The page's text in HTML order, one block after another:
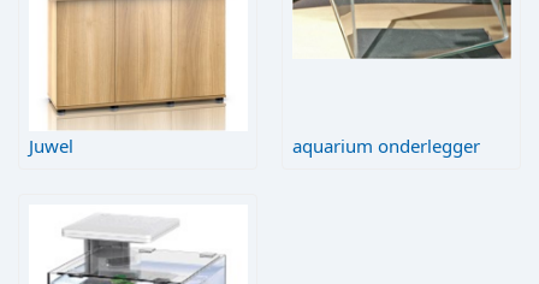
Juwel aquarium onderlegger